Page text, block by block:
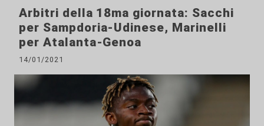
Arbitri della 18ma giornata: Sacchi
per Sampdoria-Udinese, Marinelli
per Atalanta-Genoa
14/01/2021